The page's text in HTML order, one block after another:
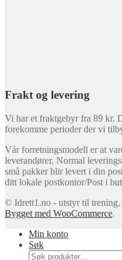
© Idrett1.no - utstyr til trening,
Min konto
Søk
etter:
Handlekurv0